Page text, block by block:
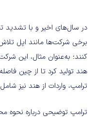
در سال‌های اخیر و با تشدید
برخی شرکت‌ها مانند اپل تلاش
کنند؛ به‌عنوان مثال، این
هند تولید کرد تا از چین
ترامپ، واردات از هند نیز شامل 26 درصد مالیات خواهد شد.
ترامپ توضیحی درباره نحوه